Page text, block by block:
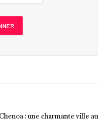
: une charmante ville au